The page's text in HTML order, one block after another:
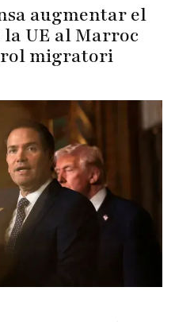
augmentar el
UE al Marroc
migratori